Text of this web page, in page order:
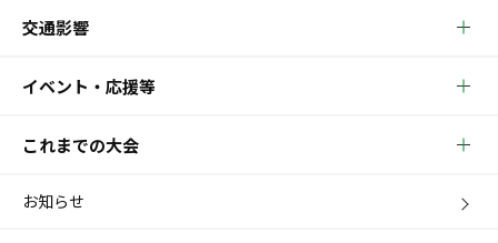
交通影響
イベント・応援等
これまでの大会
お知らせ